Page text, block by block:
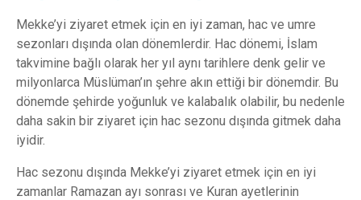
Mekke’yi ziyaret etmek için en iyi zaman, hac ve umre
sezonları dışında olan dönemlerdir. Hac dönemi, İslam
takvimine bağlı olarak her yıl aynı tarihlere denk gelir ve
milyonlarca Müslüman’ın şehre akın ettiği bir dönemdir. Bu
dönemde şehirde yoğunluk ve kalabalık olabilir, bu nedenle
daha sakin bir ziyaret için hac sezonu dışında gitmek daha
iyidir.
Hac sezonu dışında Mekke’yi ziyaret etmek için en iyi
zamanlar Ramazan ayı sonrası ve Kuran ayetlerinin